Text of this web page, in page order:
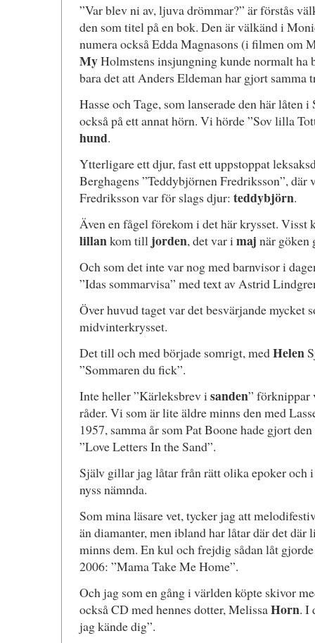
”Var blev ni av, ljuva drömmar?” är förstås
den som titel på en bok. Den är välkänd i
numera också Edda Magnasons (i filmen om
MyHolmstens insjungning kunde normalt ha
bara det att Anders Eldeman har gjort samma
Hasse och Tage, som lanserade den här låten
också på ett annat hörn. Vi hörde ”Sov lilla
hund.
Ytterligare ett djur, fast ett uppstoppat
Berghagens ”Teddybjörnen Fredriksson”, där
Fredriksson var för slags djur: teddybjörn.
Även en fågel förekom i det här krysset. Visst
lillankom till jorden, det var imaj när göken
Och som det inte var nog med barnvisor i
”Idas sommarvisa” med text av Astrid
Över huvud taget var det besvärjande mycket
midvinterkrysset.
Det till och med började somrigt, medHelen
”Sommaren du fick”.
Inte heller ”Kärleksbrev isanden” förknippar
råder. Vi som är lite äldre minns den med
1957, samma år som Pat Boone hade gjort
”Love Letters In the Sand”.
Själv gillar jag låtar från rätt olika epoker och
nyss nämnda.
Som mina läsare vet, tycker jag att
än diamanter, men ibland har låtar där det där
minns dem. En kul och frejdig sådan låt
2006: ”Mama Take Me Home”.
Och jag som en gång i världen köpte skivor
också CD med hennes dotter, MelissaHorn. I
jag kände dig”.